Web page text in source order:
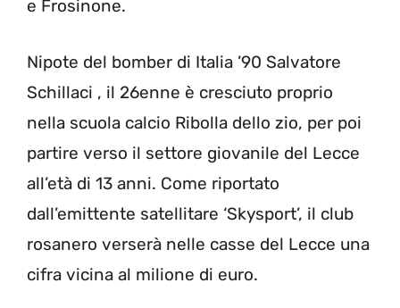
e Frosinone.
Nipote del bomber di Italia ’90 Salvatore
Schillaci , il 26enne è cresciuto proprio
nella scuola calcio Ribolla dello zio, per poi
partire verso il settore giovanile del Lecce
all’età di 13 anni. Come riportato
dall’emittente satellitare ‘Skysport’, il club
rosanero verserà nelle casse del Lecce una
cifra vicina al milione di euro.